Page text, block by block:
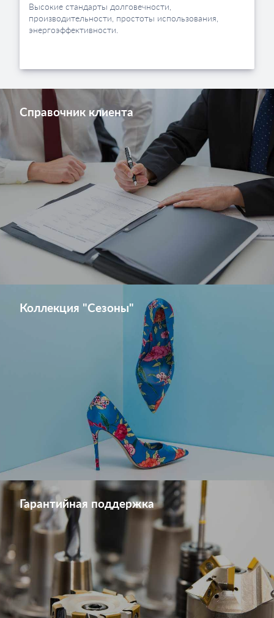
Высокие стандарты долговечности,
производительности, простоты использования,
энергоэффективности.
Справочник клиента
Коллекция "Сезоны"
Гарантийная поддержка